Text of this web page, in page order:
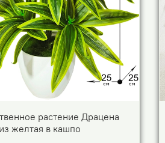
растение Драцена
желтая в кашпо